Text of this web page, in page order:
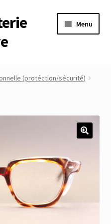
Menu
(protéction/sécurité)